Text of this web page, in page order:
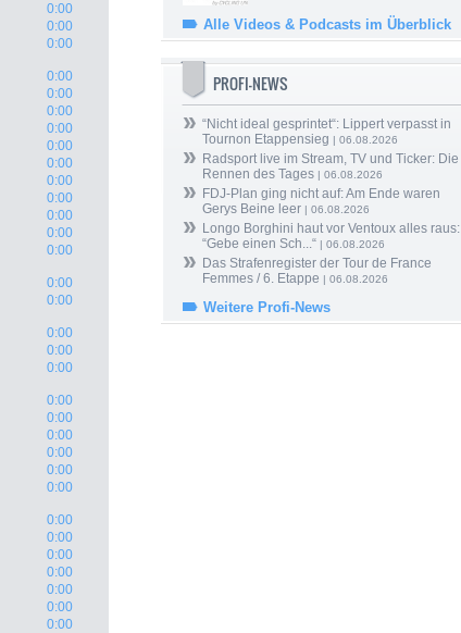
0:00
0:00
0:00
0:00
0:00
0:00
0:00
0:00
0:00
0:00
0:00
0:00
0:00
0:00
0:00
0:00
0:00
0:00
0:00
0:00
0:00
0:00
0:00
0:00
0:00
0:00
0:00
0:00
0:00
0:00
0:00
0:00
Alle Videos & Podcasts im Überblick
PROFI-NEWS
“Nicht ideal gesprintet“: Lippert verpasst in
Tournon Etappensieg | 06.08.2026
Radsport live im Stream, TV und Ticker: Die
Rennen des Tages | 06.08.2026
FDJ-Plan ging nicht auf: Am Ende waren
Gerys Beine leer | 06.08.2026
Longo Borghini haut vor Ventoux alles raus:
“Gebe einen Sch...“ | 06.08.2026
Das Strafenregister der Tour de France
Femmes / 6. Etappe | 06.08.2026
Weitere Profi-News